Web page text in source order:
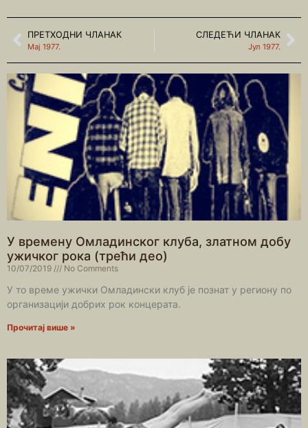
ПРЕТХОДНИ ЧЛАНАК
Мај 1977.
СЛЕДЕЋИ ЧЛАНАК
Јул 1977.
У времену Омладинског клуба, златном добу
ужичког рока (трећи део)
10/07/2019 No Comments
У то време ужички Омладински клуб је познат у региону по
организацији добрих рок концерата.
Прочитај више »